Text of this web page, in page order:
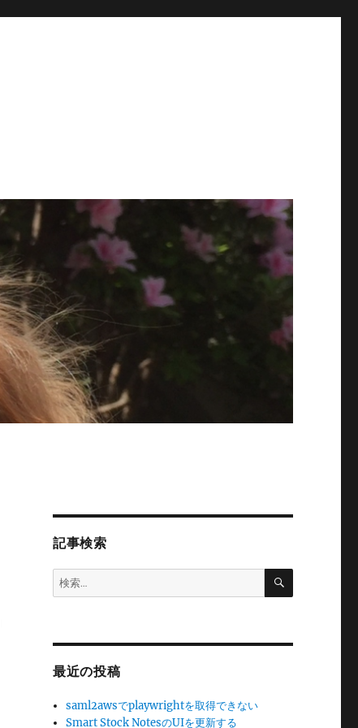
記事検索
検
索:
検
最近の投稿
saml2awsでplaywrightを取得できない
Smart Stock NotesのUIを更新する